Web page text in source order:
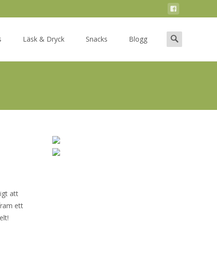
Läsk & Dryck Snacks Blogg
Search
for:
att
ett